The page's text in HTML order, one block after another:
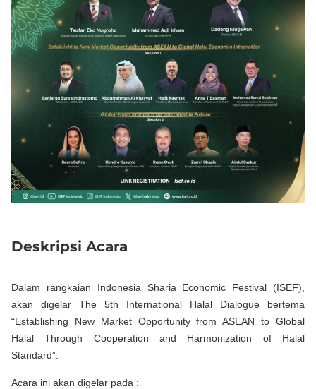
Deskripsi Acara
Dalam rangkaian Indonesia Sharia Economic Festival (ISEF),
akan digelar The 5th International Halal Dialogue bertema
“Establishing New Market Opportunity from ASEAN to Global
Halal Through Cooperation and Harmonization of Halal
Standard”.
Acara ini akan digelar pada :